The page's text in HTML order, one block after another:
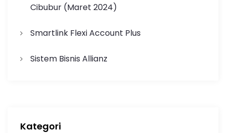
Cibubur (Maret 2024)
Smartlink Flexi Account Plus
Sistem Bisnis Allianz
Kategori